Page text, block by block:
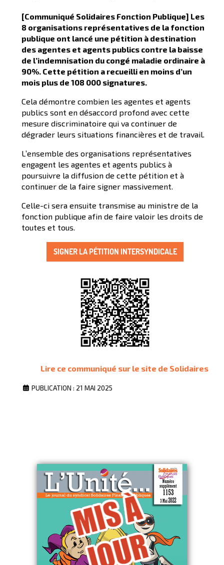
[Communiqué Solidaires Fonction Publique] Les
8 organisations représentatives de la fonction
publique ont lancé une pétition à destination
des agentes et agents publics contre la baisse
de l’indemnisation du congé maladie ordinaire à
90%. Cette pétition a recueilli en moins d’un
mois plus de 108 000 signatures.
Cela démontre combien les agentes et agents
publics sont en désaccord profond avec cette
mesure discriminatoire qui va continuer de
dégrader leurs situations financières et de travail.
L’ensemble des organisations représentatives
engagent les agentes et agents publics à
poursuivre la diffusion de cette pétition et à
continuer de la faire signer massivement.
Celle-ci sera ensuite transmise au ministre de la
fonction publique afin de faire valoir les droits de
toutes et tous.
SIGNER LA PÉTITION INTERSYNDICALE
Lire ce communiqué sur le site de Solidaires
PUBLICATION : 21 MAI 2025